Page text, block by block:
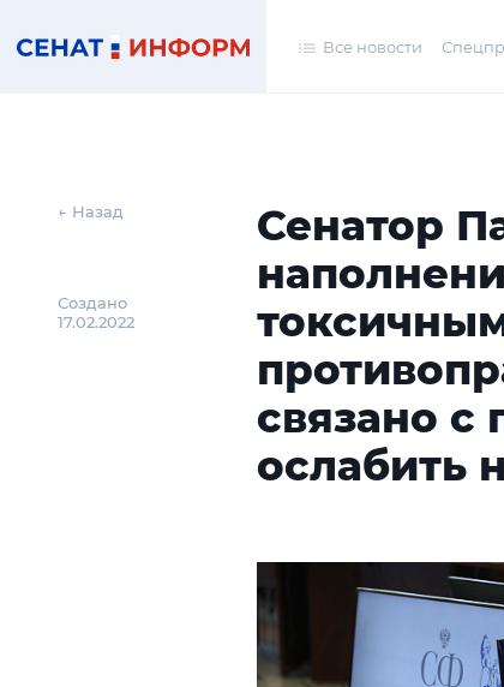
Все новости
← Назад
Создано
17.02.2022
Сенатор
связано с
ослабить